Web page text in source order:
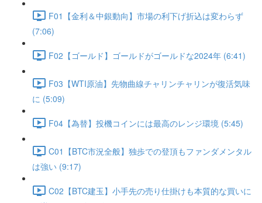
F01【金利＆中銀動向】市場の利下げ折込は変わらず
(7:06)
F02【ゴールド】ゴールドがゴールドな2024年 (6:41)
F03【WTI原油】先物曲線チャリンチャリンが復活気味
に (5:09)
F04【為替】投機コインには最高のレンジ環境 (5:45)
C01【BTC市況全般】独歩での登頂もファンダメンタル
は強い (9:17)
C02【BTC建玉】小手先の売り仕掛けも本質的な買いに